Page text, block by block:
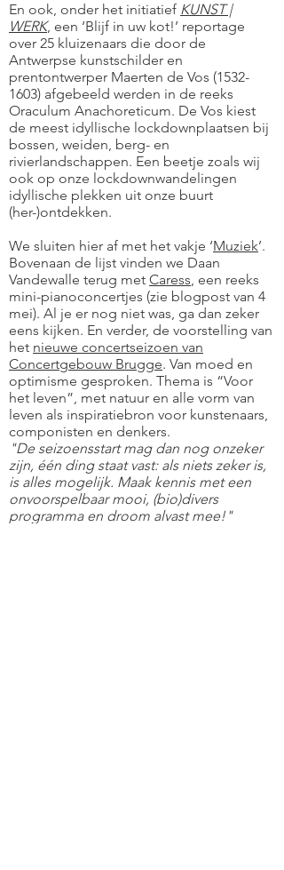
En ook, onder het initiatief KUNST |
WERK, een ‘Blijf in uw kot!’ reportage
over 25 kluizenaars die door de
Antwerpse kunstschilder en
prentontwerper Maerten de Vos (1532-
1603) afgebeeld werden in de reeks
Oraculum Anachoreticum. De Vos kiest
de meest idyllische lockdownplaatsen bij
bossen, weiden, berg- en
rivierlandschappen. Een beetje zoals wij
ook op onze lockdownwandelingen
idyllische plekken uit onze buurt
(her-)ontdekken.
We sluiten hier af met het vakje ‘Muziek’.
Bovenaan de lijst vinden we Daan
Vandewalle terug met Caress, een reeks
mini-pianoconcertjes (zie blogpost van 4
mei). Al je er nog niet was, ga dan zeker
eens kijken. En verder, de voorstelling van
het nieuwe concertseizoen van
Concertgebouw Brugge. Van moed en
optimisme gesproken. Thema is “Voor
het leven”, met natuur en alle vorm van
leven als inspiratiebron voor kunstenaars,
componisten en denkers.
"De seizoensstart mag dan nog onzeker
zijn, één ding staat vast: als niets zeker is,
is alles mogelijk. Maak kennis met een
onvoorspelbaar mooi, (bio)divers
programma en droom alvast mee!"